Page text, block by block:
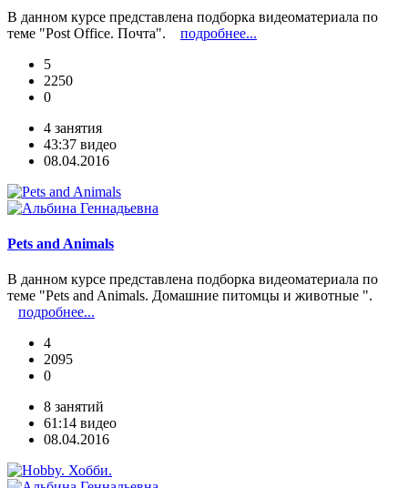
В данном курсе представлена подборка видеоматериала по
теме "Post Office. Почта". подробнее...
5
2250
0
4 занятия
43:37 видео
08.04.2016
Pets and Animals
В данном курсе представлена подборка видеоматериала по
теме "Pets and Animals. Домашние питомцы и животные ".
подробнее...
4
2095
0
8 занятий
61:14 видео
08.04.2016